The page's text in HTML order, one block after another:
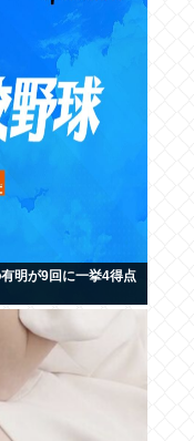
明が9回に一挙4得点